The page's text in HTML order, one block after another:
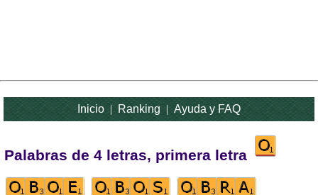
Inicio|Ranking|Ayuda y FAQ
Palabras de 4 letras, primera letra